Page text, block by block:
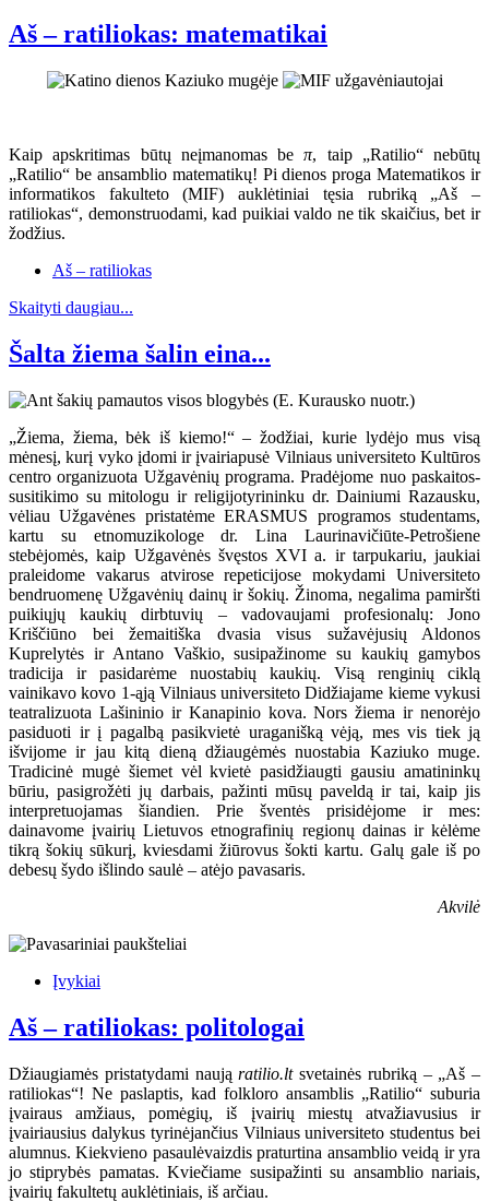
Aš – ratiliokas: matematikai
Kaip apskritimas būtų neįmanomas beπ, taip „Ratilio“ nebūtų
„Ratilio“ be ansamblio matematikų! Pi dienos proga Matematikos ir
informatikos fakulteto (MIF) auklėtiniai tęsia rubriką „Aš –
ratiliokas“, demonstruodami, kad puikiai valdo ne tik skaičius, bet ir
žodžius.
Aš – ratiliokas
Skaityti daugiau...
Šalta žiema šalin eina...
„Žiema, žiema, bėk iš kiemo!“ – žodžiai, kurie lydėjo mus visą
mėnesį, kurį vyko įdomi ir įvairiapusė Vilniaus universiteto Kultūros
centro organizuota Užgavėnių programa. Pradėjome nuo paskaitos-
susitikimo su mitologu ir religijotyrininku dr. Dainiumi Razausku,
vėliau Užgavėnes pristatėme ERASMUS programos studentams,
kartu su etnomuzikologe dr. Lina Laurinavičiūte-Petrošiene
stebėjomės, kaip Užgavėnės švęstos XVI a. ir tarpukariu, jaukiai
praleidome vakarus atvirose repeticijose mokydami Universiteto
bendruomenę Užgavėnių dainų ir šokių. Žinoma, negalima pamiršti
puikiųjų kaukių dirbtuvių – vadovaujami profesionalų: Jono
Kriščiūno bei žemaitiška dvasia visus sužavėjusių Aldonos
Kuprelytės ir Antano Vaškio, susipažinome su kaukių gamybos
tradicija ir pasidarėme nuostabių kaukių. Visą renginių ciklą
vainikavo kovo 1-ąją Vilniaus universiteto Didžiajame kieme vykusi
teatralizuota Lašininio ir Kanapinio kova. Nors žiema ir nenorėjo
pasiduoti ir į pagalbą pasikvietė uraganišką vėją, mes vis tiek ją
išvijome ir jau kitą dieną džiaugėmės nuostabia Kaziuko muge.
Tradicinė mugė šiemet vėl kvietė pasidžiaugti gausiu amatininkų
būriu, pasigrožėti jų darbais, pažinti mūsų paveldą ir tai, kaip jis
interpretuojamas šiandien. Prie šventės prisidėjome ir mes:
dainavome įvairių Lietuvos etnografinių regionų dainas ir kėlėme
tikrą šokių sūkurį, kviesdami žiūrovus šokti kartu. Galų gale iš po
debesų šydo išlindo saulė – atėjo pavasaris.
Akvilė
Įvykiai
Aš – ratiliokas: politologai
Džiaugiamės pristatydami naująratilio.ltsvetainės rubriką – „Aš –
ratiliokas“! Ne paslaptis, kad folkloro ansamblis „Ratilio“ suburia
įvairaus amžiaus, pomėgių, iš įvairių miestų atvažiavusius ir
įvairiausius dalykus tyrinėjančius Vilniaus universiteto studentus bei
alumnus. Kiekvieno pasaulėvaizdis praturtina ansamblio veidą ir yra
jo stiprybės pamatas. Kviečiame susipažinti su ansamblio nariais,
įvairių fakultetų auklėtiniais, iš arčiau.